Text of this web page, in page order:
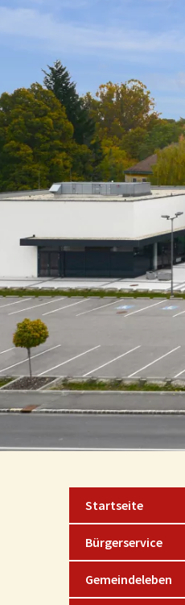
Startseite
Bürgerservice
Gemeindeleben